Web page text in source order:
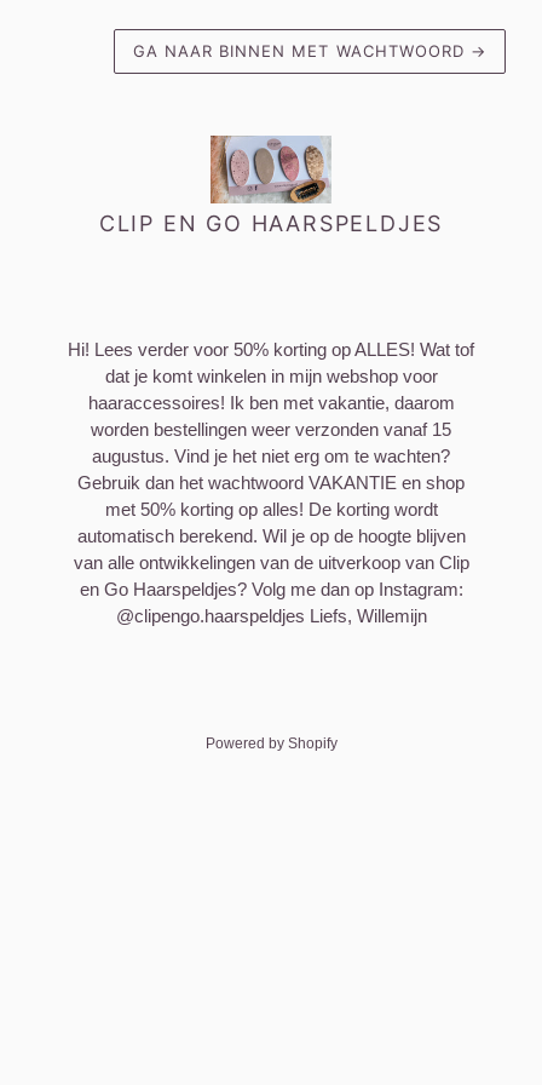
GA NAAR BINNEN MET WACHTWOORD →
CLIP EN GO HAARSPELDJES
Hi! Lees verder voor 50% korting op ALLES! Wat tof
dat je komt winkelen in mijn webshop voor
haaraccessoires! Ik ben met vakantie, daarom
worden bestellingen weer verzonden vanaf 15
augustus. Vind je het niet erg om te wachten?
Gebruik dan het wachtwoord VAKANTIE en shop
met 50% korting op alles! De korting wordt
automatisch berekend. Wil je op de hoogte blijven
van alle ontwikkelingen van de uitverkoop van Clip
en Go Haarspeldjes? Volg me dan op Instagram:
@clipengo.haarspeldjes Liefs, Willemijn
Powered by Shopify